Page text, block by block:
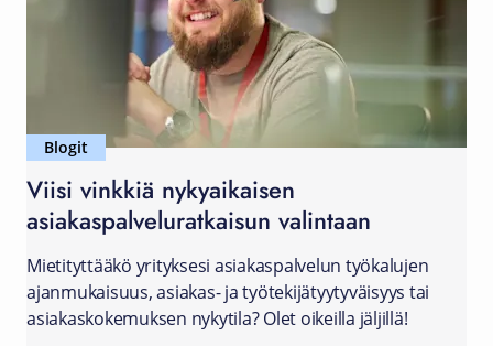
Blogit
Viisi vinkkiä nykyaikaisen
asiakaspalveluratkaisun valintaan
Mietityttääkö yrityksesi asiakaspalvelun työkalujen
ajanmukaisuus, asiakas- ja työtekijätyytyväisyys tai
asiakaskokemuksen nykytila? Olet oikeilla jäljillä!